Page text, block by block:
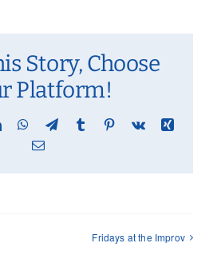
Story, Choose
Platform!
LinkedInWhatsApp
TelegramTumblr Pinterest
Vk
Xing
Email
Fridays at the Improv